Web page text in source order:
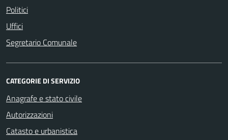
Politici
Uffici
Segretario Comunale
CATEGORIE DI SERVIZIO
Anagrafe e stato civile
Autorizzazioni
Catasto e urbanistica